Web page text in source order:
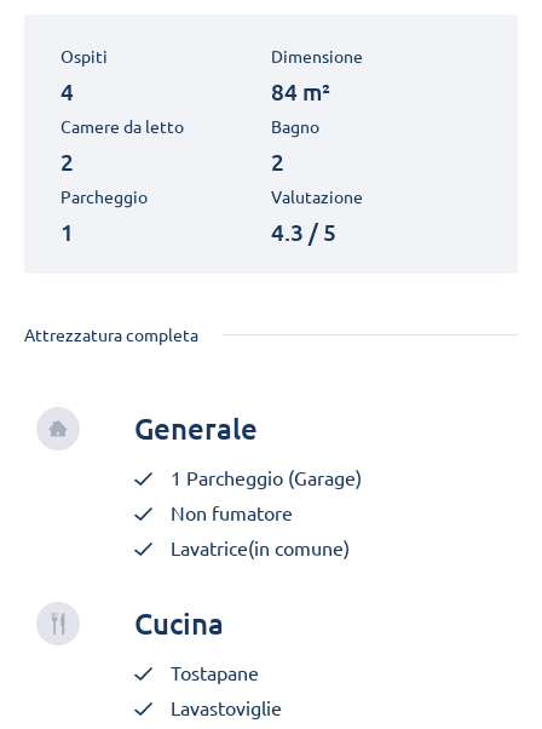
Ospiti
4
Dimensione
84 m²
Camere da letto
2
Bagno
2
Parcheggio
1
Valutazione
4.3 / 5
Attrezzatura completa
Generale
1 Parcheggio (Garage)
Non fumatore
Lavatrice(in comune)
Cucina
Tostapane
Lavastoviglie